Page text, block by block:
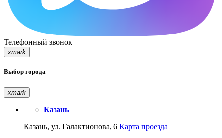
Телефонный звонок
xmark
Выбор города
xmark
Казань
Казань, ул. Галактионова, 6 Карта проезда